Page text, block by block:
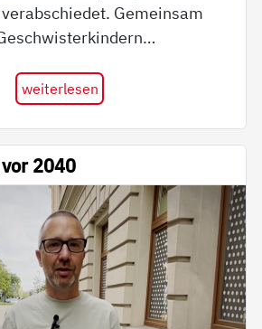
Gemeinsam
weiterlesen
2040